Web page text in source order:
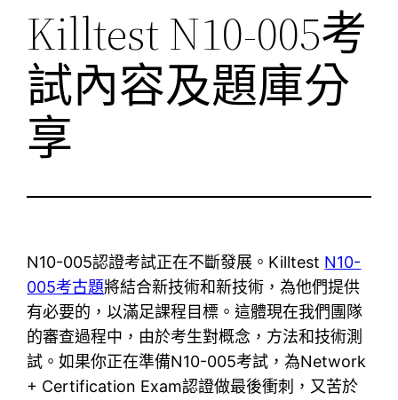
Killtest N10-005考
試內容及題庫分
享
N10-005認證考試正在不斷發展。Killtest N10-
005考古題將結合新技術和新技術，為他們提供
有必要的，以滿足課程目標。這體現在我們團隊
的審查過程中，由於考生對概念，方法和技術測
試。如果你正在準備N10-005考試，為Network
+ Certification Exam認證做最後衝刺，又苦於